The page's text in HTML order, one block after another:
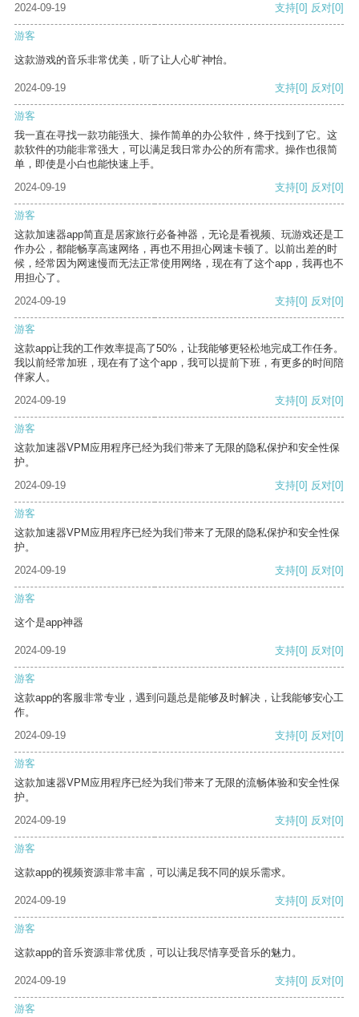
2024-09-19
支持[0] 反对[0]
游客
这款游戏的音乐非常优美，听了让人心旷神怡。
2024-09-19 支持[0] 反对[0]
游客
我一直在寻找一款功能强大、操作简单的办公软件，终于找到了它。这
款软件的功能非常强大，可以满足我日常办公的所有需求。操作也很简
单，即使是小白也能快速上手。
2024-09-19
支持[0] 反对[0]
游客
这款加速器app简直是居家旅行必备神器，无论是看视频、玩游戏还是工
作办公，都能畅享高速网络，再也不用担心网速卡顿了。以前出差的时
候，经常因为网速慢而无法正常使用网络，现在有了这个app，我再也不
用担心了。
2024-09-19
支持[0] 反对[0]
游客
这款app让我的工作效率提高了50%，让我能够更轻松地完成工作任务。
我以前经常加班，现在有了这个app，我可以提前下班，有更多的时间陪
伴家人。
2024-09-19
支持[0] 反对[0]
游客
这款加速器VPM应用程序已经为我们带来了无限的隐私保护和安全性保
护。
2024-09-19
支持[0] 反对[0]
游客
这款加速器VPM应用程序已经为我们带来了无限的隐私保护和安全性保
护。
2024-09-19
支持[0] 反对[0]
游客
这个是app神器
2024-09-19 支持[0] 反对[0]
游客
这款app的客服非常专业，遇到问题总是能够及时解决，让我能够安心工
作。
2024-09-19
支持[0] 反对[0]
游客
这款加速器VPM应用程序已经为我们带来了无限的流畅体验和安全性保
护。
2024-09-19
支持[0] 反对[0]
游客
这款app的视频资源非常丰富，可以满足我不同的娱乐需求。
2024-09-19 支持[0] 反对[0]
游客
这款app的音乐资源非常优质，可以让我尽情享受音乐的魅力。
2024-09-19 支持[0] 反对[0]
游客